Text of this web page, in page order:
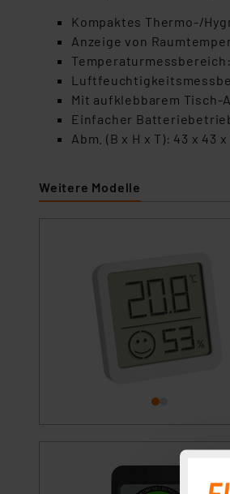
Kompaktes Thermo-/
Anzeige von
Temperaturmessbereich:
Mit aufklebbarem
Einfacher
Abm. (B x H x T): 43 x 43
Weitere Modelle